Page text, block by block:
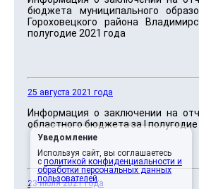
бюджета муниципального
Гороховецкого района
полугодие 2021 года
25 августа 2021 года
Информация о заключении на
областного бюджета за I полугодие
23 июля 2021 года
Уведомление
Используя сайт, вы соглашаетесь
с политикой конфиденциальности и
обработки персональных данных
пользователей.